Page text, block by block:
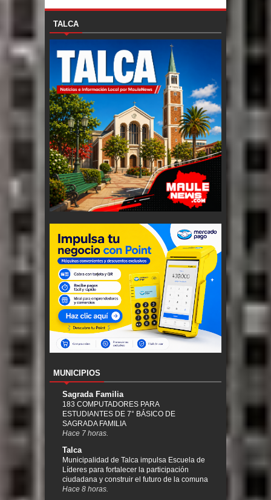
TALCA
MUNICIPIOS
Sagrada Familia
183 COMPUTADORES PARA
ESTUDIANTES DE 7° BÁSICO DE
SAGRADA FAMILIA
Hace 7 horas.
Talca
Municipalidad de Talca impulsa Escuela de
Líderes para fortalecer la participación
ciudadana y construir el futuro de la comuna
Hace 8 horas.